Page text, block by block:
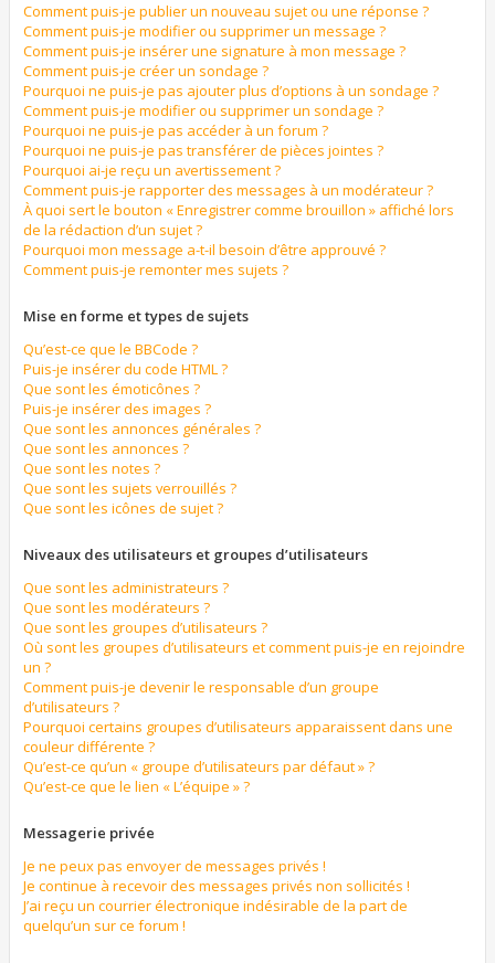
Comment puis-je publier un nouveau sujet ou une réponse ?
Comment puis-je modifier ou supprimer un message ?
Comment puis-je insérer une signature à mon message ?
Comment puis-je créer un sondage ?
Pourquoi ne puis-je pas ajouter plus d’options à un sondage ?
Comment puis-je modifier ou supprimer un sondage ?
Pourquoi ne puis-je pas accéder à un forum ?
Pourquoi ne puis-je pas transférer de pièces jointes ?
Pourquoi ai-je reçu un avertissement ?
Comment puis-je rapporter des messages à un modérateur ?
À quoi sert le bouton « Enregistrer comme brouillon » affiché lors
de la rédaction d’un sujet ?
Pourquoi mon message a-t-il besoin d’être approuvé ?
Comment puis-je remonter mes sujets ?
Mise en forme et types de sujets
Qu’est-ce que le BBCode ?
Puis-je insérer du code HTML ?
Que sont les émoticônes ?
Puis-je insérer des images ?
Que sont les annonces générales ?
Que sont les annonces ?
Que sont les notes ?
Que sont les sujets verrouillés ?
Que sont les icônes de sujet ?
Niveaux des utilisateurs et groupes d’utilisateurs
Que sont les administrateurs ?
Que sont les modérateurs ?
Que sont les groupes d’utilisateurs ?
Où sont les groupes d’utilisateurs et comment puis-je en rejoindre
un ?
Comment puis-je devenir le responsable d’un groupe
d’utilisateurs ?
Pourquoi certains groupes d’utilisateurs apparaissent dans une
couleur différente ?
Qu’est-ce qu’un « groupe d’utilisateurs par défaut » ?
Qu’est-ce que le lien « L’équipe » ?
Messagerie privée
Je ne peux pas envoyer de messages privés !
Je continue à recevoir des messages privés non sollicités !
J’ai reçu un courrier électronique indésirable de la part de
quelqu’un sur ce forum !